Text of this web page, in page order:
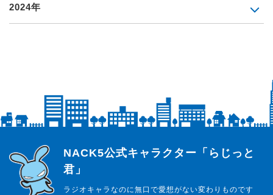
2024年
らじっと君
NACK5公式キャラクター「らじっと
君」
ラジオキャラなのに無口で愛想がない変わりものです